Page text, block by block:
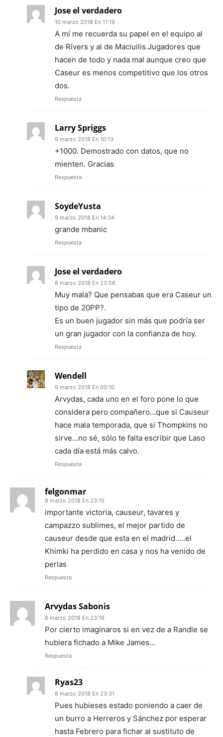
Jose el verdadero
10 marzo 2018 En 11:19
A mí me recuerda su papel en el equipo al
de Rivers y al de Maciuilis.Jugadores que
hacen de todo y nada mal aunque creo que
Caseur es menos competitivo que los otros
dos.
Respuesta
Larry Spriggs
9 marzo 2018 En 10:13
+1000. Demostrado con datos, que no
mienten. Gracias
Respuesta
SoydeYusta
9 marzo 2018 En 14:34
grande mbanic
Respuesta
Jose el verdadero
8 marzo 2018 En 23:56
Muy mala? Que pensabas que era Caseur un
tipo de 20PP?.
Es un buen jugador sin más que podría ser
un gran jugador con la confianza de hoy.
Respuesta
Wendell
9 marzo 2018 En 00:10
Arvydas, cada uno en el foro pone lo que
considera pero compañero…que si Causeur
hace mala temporada, que si Thompkins no
sirve…no sé, sólo te falta escribir que Laso
cada día está más calvo.
Respuesta
felgonmar
8 marzo 2018 En 23:15
importante victoria, causeur, tavares y
campazzo sublimes, el mejor partido de
causeur desde que esta en el madrid…..el
Khimki ha perdido en casa y nos ha venido de
perlas
Respuesta
Arvydas Sabonis
8 marzo 2018 En 23:16
Por cierto imaginaros si en vez de a Randle se
hubiera fichado a Mike James…
Respuesta
Ryas23
8 marzo 2018 En 23:31
Pues hubieses estado poniendo a caer de
un burro a Herreros y Sánchez por esperar
hasta Febrero para fichar al sustituto de